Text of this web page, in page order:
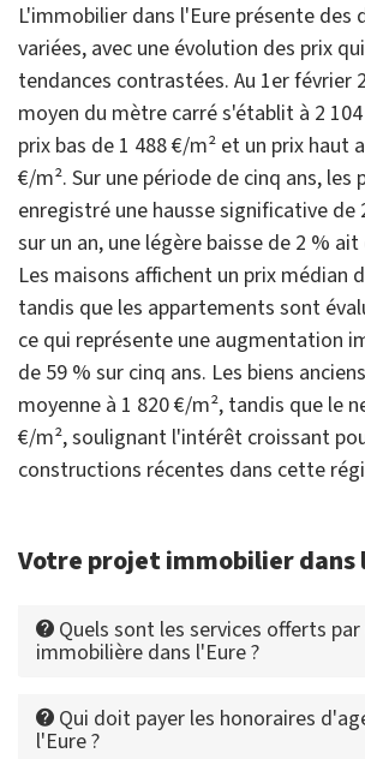
L'immobilier dans l'Eure présente des
variées, avec une évolution des prix
tendances contrastées. Au 1er février
moyen du mètre carré s'établit à 2
prix bas de 1 488 €/m² et un prix haut
€/m². Sur une période de cinq ans, les
enregistré une hausse significative de
sur un an, une légère baisse de 2 %
Les maisons affichent un prix médian
tandis que les appartements sont
ce qui représente une augmentation
de 59 % sur cinq ans. Les biens
moyenne à 1 820 €/m², tandis que le
€/m², soulignant l'intérêt croissant
constructions récentes dans cette
Votre projet immobilier dans
Quels sont les services offerts
immobilière dans l'Eure ?
Qui doit payer les honoraires
l'Eure ?